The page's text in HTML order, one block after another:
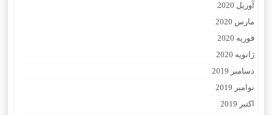
آوریل 2020
مارس 2020
فوریه 2020
ژانویه 2020
دسامبر 2019
نوامبر 2019
اکتبر 2019